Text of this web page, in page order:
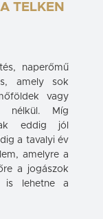
TELKEN
naperőmű
amely sok
vagy
nélkül. Míg
eddig jól
a tavalyi év
amelyre a
a jogászok
is lehetne a